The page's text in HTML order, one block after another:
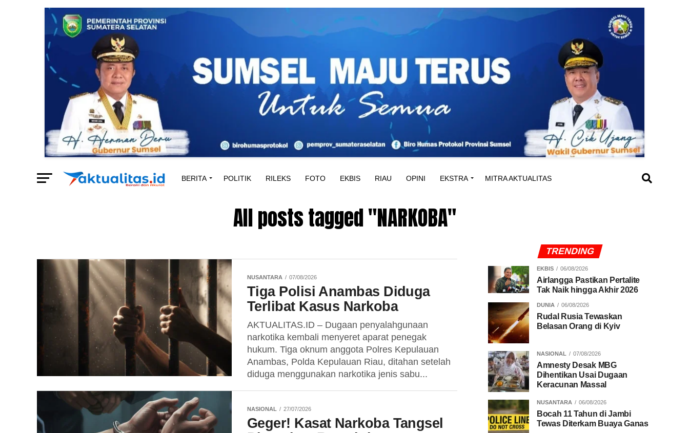
BERITA POLITIK RILEKS FOTO EKBIS RIAU OPINI EKSTRA MITRA AKTUALITAS
All posts tagged "NARKOBA"
NUSANTARA 07/08/2026
Tiga Polisi Anambas Diduga
Terlibat Kasus Narkoba
AKTUALITAS.ID – Dugaan penyalahgunaan
narkotika kembali menyeret aparat penegak
hukum. Tiga oknum anggota Polres Kepulauan
Anambas, Polda Kepulauan Riau, ditahan setelah
diduga menggunakan narkotika jenis sabu...
NASIONAL 27/07/2026
Geger! Kasat Narkoba Tangsel
TRENDING
EKBIS 06/08/2026
Airlangga Pastikan Pertalite
Tak Naik hingga Akhir 2026
DUNIA 06/08/2026
Rudal Rusia Tewaskan
Belasan Orang di Kyiv
NASIONAL 07/08/2026
Amnesty Desak MBG
Dihentikan Usai Dugaan
Keracunan Massal
NUSANTARA 06/08/2026
Bocah 11 Tahun di Jambi
Tewas Diterkam Buaya Ganas